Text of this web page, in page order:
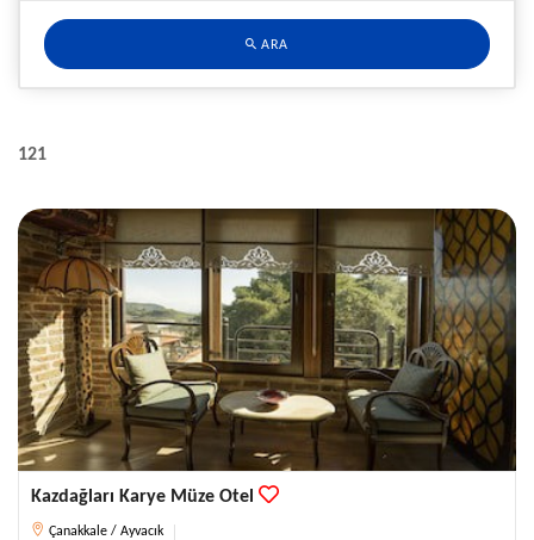
ARA
121
Kazdağları Karye Müze Otel
Çanakkale / Ayvacık